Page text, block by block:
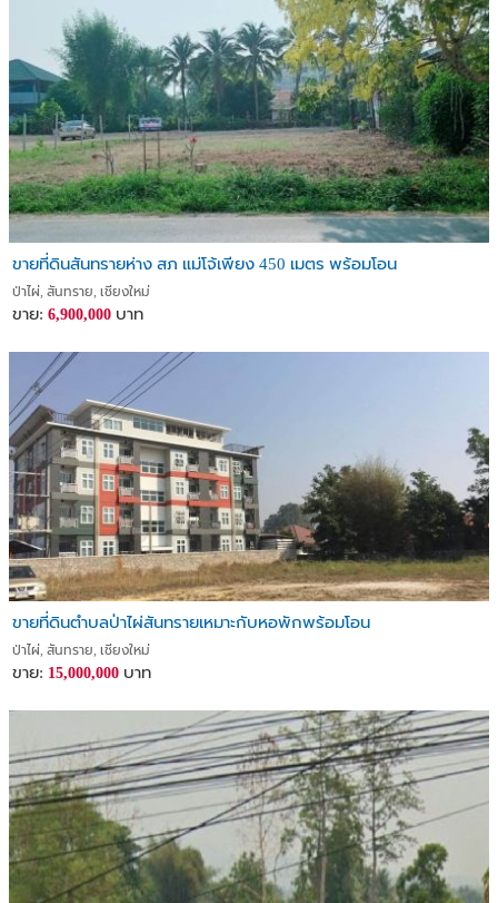
ขายที่ดินสันทรายห่าง สภ แม่โจ้เพียง 450 เมตร พร้อมโอน
ป่าไผ่, สันทราย, เชียงใหม่
ขาย: 6,900,000 บาท
ขายที่ดินตำบลป่าไผ่สันทรายเหมาะกับหอพักพร้อมโอน
ป่าไผ่, สันทราย, เชียงใหม่
ขาย: 15,000,000 บาท